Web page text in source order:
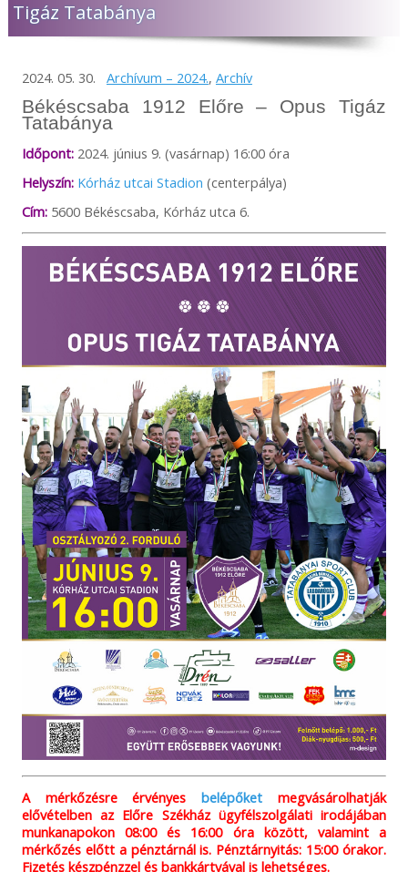
Tigáz Tatabánya
2024. 05. 30. Archívum – 2024., Archív
Békéscsaba 1912 Előre – Opus Tigáz
Tatabánya
Időpont:2024. június 9. (vasárnap) 16:00 óra
Helyszín: Kórház utcai Stadion (centerpálya)
Cím:5600 Békéscsaba, Kórház utca 6.
A mérkőzésre érvényesbelépőket megvásárolhatják
elővételben az Előre Székház ügyfélszolgálati irodájában
munkanapokon 08:00 és 16:00 óra között, valamint a
mérkőzés előtt a pénztárnál is. Pénztárnyitás: 15:00 órakor.
Fizetés készpénzzel és bankkártyával is lehetséges.